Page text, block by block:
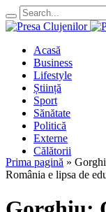
Acasă
Business
Lifestyle
Știință
Sport
Sănătate
Politică
Externe
Călătorii
Prima pagină »
România e lipsa de